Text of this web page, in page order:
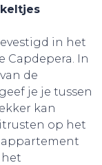
in het
Capdepera. In
de
je je tussen
kan
op het
appartement